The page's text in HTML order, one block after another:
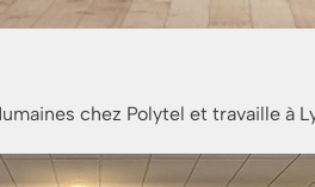
chez Polytel et travaille à